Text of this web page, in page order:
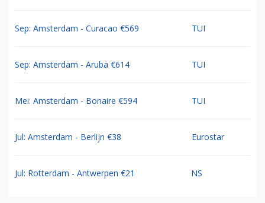
Sep: Amsterdam - Curacao €569 TUI
Sep: Amsterdam - Aruba €614 TUI
Mei: Amsterdam - Bonaire €594 TUI
Jul: Amsterdam - Berlijn €38 Eurostar
Jul: Rotterdam - Antwerpen €21 NS